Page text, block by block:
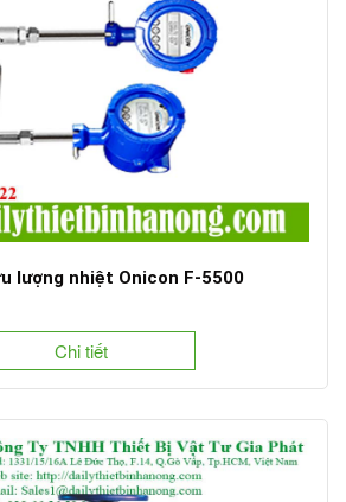
lượng nhiệt Onicon F-5500
Chi tiết